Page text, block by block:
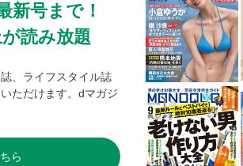
新号まで！
読み放題
、ライフスタイル誌
ただけます。dマガジ
ら